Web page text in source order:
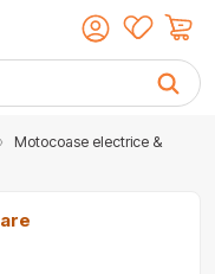
›
Motocoase electrice &